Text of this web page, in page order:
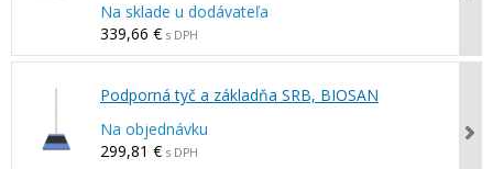
Na sklade u dodávateľa
339,66 € s DPH
Podporná tyč a základňa SRB, BIOSAN
Na objednávku
299,81 € s DPH